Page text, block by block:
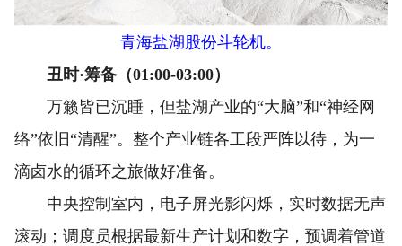
青海盐湖股份斗轮机。
丑时·筹备（01:00-03:00）
万籁皆已沉睡，但盐湖产业的“大脑”和“神经网
络”依旧“清醒”。整个产业链各工段严阵以待，为一
滴卤水的循环之旅做好准备。
中央控制室内，电子屏光影闪烁，实时数据无声
滚动；调度员根据最新生产计划和数字，预调着管道